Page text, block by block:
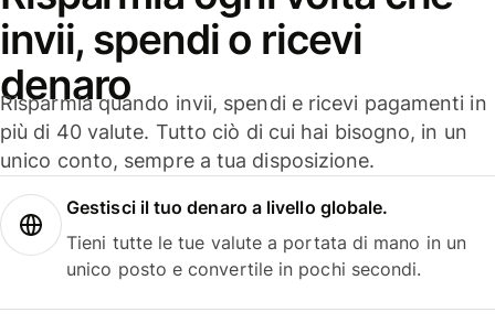
invii, spendi o ricevi
denaro
Risparmia quando invii, spendi e ricevi pagamenti in
più di 40 valute. Tutto ciò di cui hai bisogno, in un
unico conto, sempre a tua disposizione.
Gestisci il tuo denaro a livello globale.
Tieni tutte le tue valute a portata di mano in un
unico posto e convertile in pochi secondi.